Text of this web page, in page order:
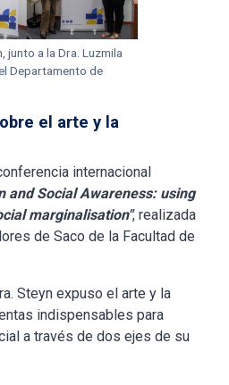
junto a la Dra. Luzmila
Departamento de
el arte y la
internacional
and Social Awareness: using
marginalisation", realizada
de Saco de la Facultad de
Steyn expuso el arte y la
indispensables para
a través de dos ejes de su